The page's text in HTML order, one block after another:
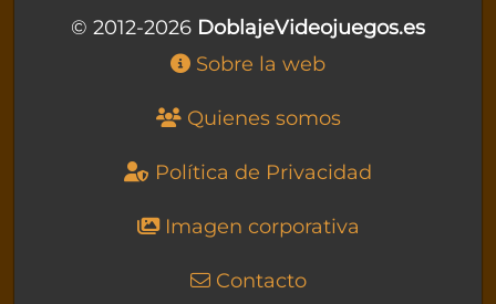
© 2012-2026 DoblajeVideojuegos.es
Sobre la web
Quienes somos
Política de Privacidad
Imagen corporativa
Contacto